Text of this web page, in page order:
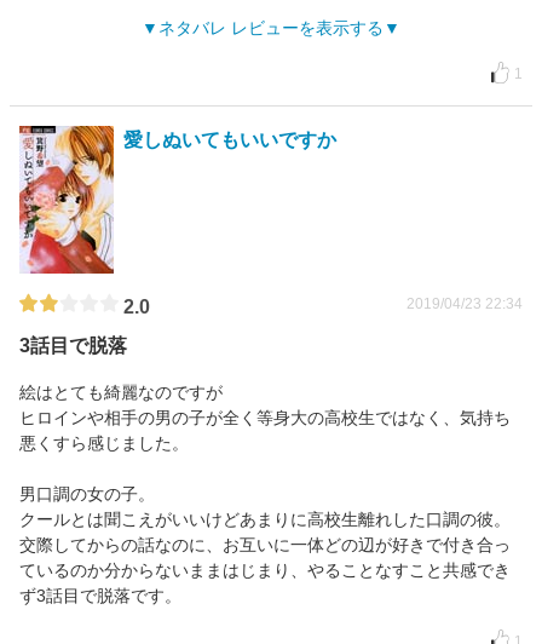
ネタバレ レビューを表示する
1
愛しぬいてもいいですか
2.0 2019/04/23 22:34
3話目で脱落
絵はとても綺麗なのですが
ヒロインや相手の男の子が全く等身大の高校生ではなく、気持ち
悪くすら感じました。
男口調の女の子。
クールとは聞こえがいいけどあまりに高校生離れした口調の彼。
交際してからの話なのに、お互いに一体どの辺が好きで付き合っ
ているのか分からないままはじまり、やることなすこと共感でき
ず3話目で脱落です。